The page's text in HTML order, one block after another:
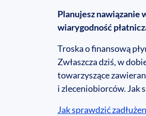
Planujesz nawiązanie
wiarygodność
Troska o finansową
Zwłaszcza dziś, w
towarzyszące
i zleceniobiorców. Jak
Jak sprawdzić